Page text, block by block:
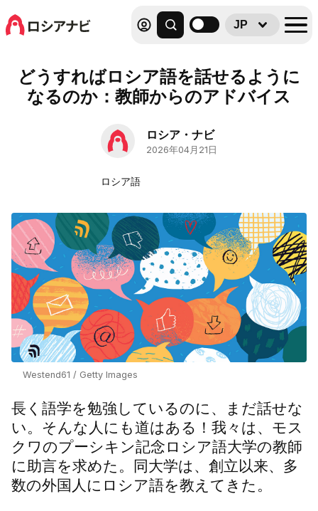
JP
どうすればロシア語を話せるように
なるのか：教師からのアドバイス
ロシア・ナビ
2026年04月21日
ロシア語
Westend61 / Getty Images
長く語学を勉強しているのに、まだ話せな
い。そんな人にも道はある！我々は、モス
クワのプーシキン記念ロシア語大学の教師
に助言を求めた。同大学は、創立以来、多
数の外国人にロシア語を教えてきた。